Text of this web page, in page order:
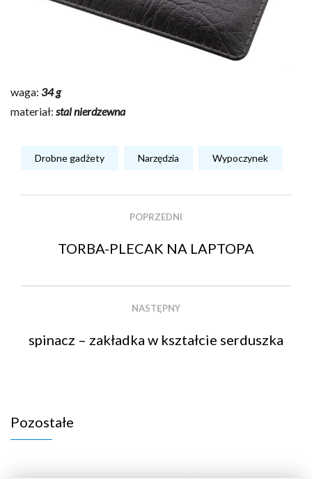
waga: 34 g
materiał: stal nierdzewna
Drobne gadżety Narzędzia Wypoczynek
POPRZEDNI
TORBA-PLECAK NA LAPTOPA
NASTĘPNY
spinacz – zakładka w kształcie serduszka
Pozostałe